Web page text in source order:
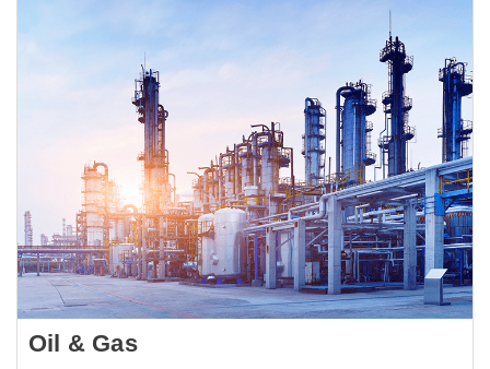
Oil & Gas